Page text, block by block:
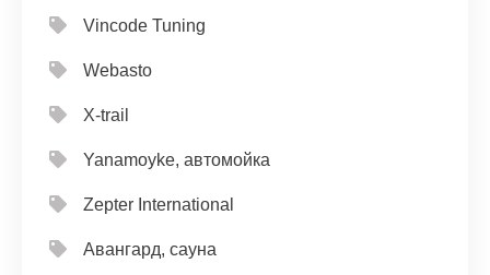
Vincode Tuning
Webasto
X-trail
Yanamoyke, автомойка
Zepter International
Авангард, сауна